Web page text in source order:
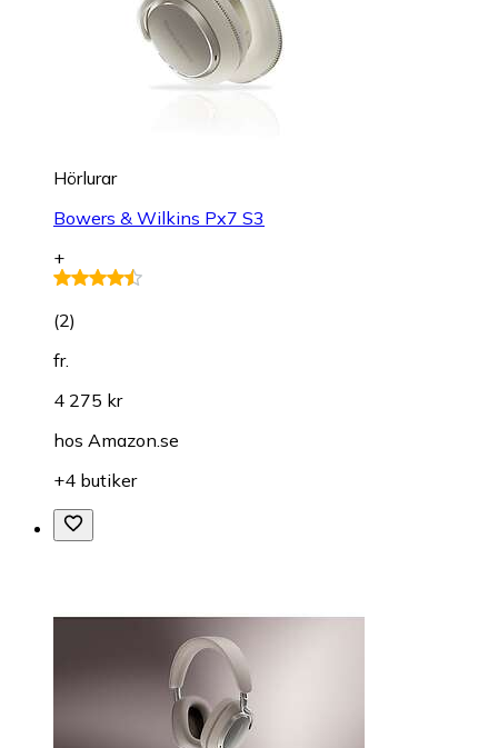
Hörlurar
Bowers & Wilkins Px7 S3
+
(2)
fr.
4 275 kr
hos Amazon.se
+4 butiker